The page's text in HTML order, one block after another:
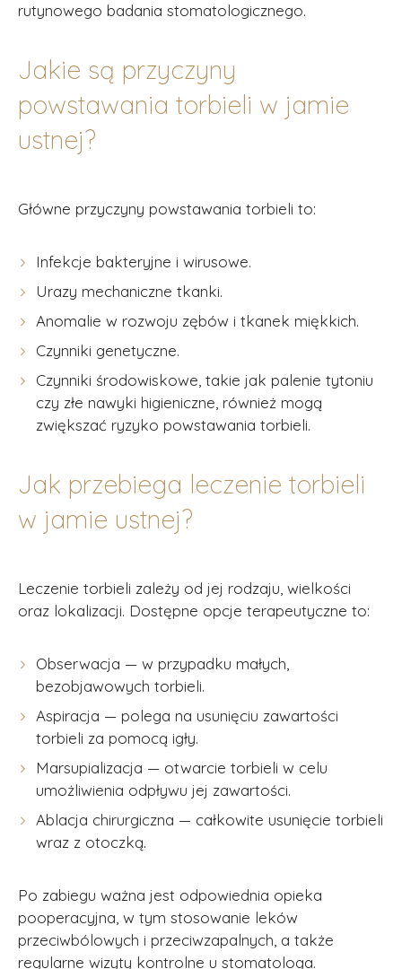
rutynowego badania stomatologicznego.
Jakie są przyczyny
powstawania torbieli w jamie
ustnej?
Główne przyczyny powstawania torbieli to:
Infekcje bakteryjne i wirusowe.
Urazy mechaniczne tkanki.
Anomalie w rozwoju zębów i tkanek miękkich.
Czynniki genetyczne.
Czynniki środowiskowe, takie jak palenie tytoniu
czy złe nawyki higieniczne, również mogą
zwiększać ryzyko powstawania torbieli.
Jak przebiega leczenie torbieli
w jamie ustnej?
Leczenie torbieli zależy od jej rodzaju, wielkości
oraz lokalizacji. Dostępne opcje terapeutyczne to:
Obserwacja — w przypadku małych,
bezobjawowych torbieli.
Aspiracja — polega na usunięciu zawartości
torbieli za pomocą igły.
Marsupializacja — otwarcie torbieli w celu
umożliwienia odpływu jej zawartości.
Ablacja chirurgiczna — całkowite usunięcie torbieli
wraz z otoczką.
Po zabiegu ważna jest odpowiednia opieka
pooperacyjna, w tym stosowanie leków
przeciwbólowych i przeciwzapalnych, a także
regularne wizyty kontrolne u stomatologa.